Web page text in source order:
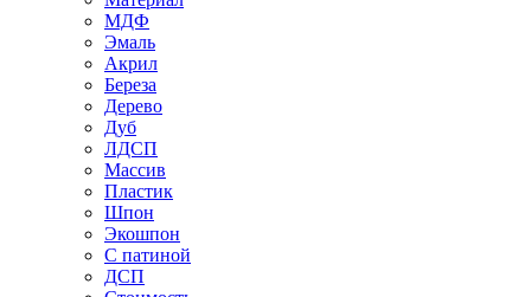
МДФ
Эмаль
Акрил
Береза
Дерево
Дуб
ЛДСП
Массив
Пластик
Шпон
Экошпон
С патиной
ДСП